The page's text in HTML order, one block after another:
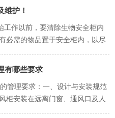
重要“安全屏障”。有机合成中的
常涉及挥发性有机溶剂、有毒气
风橱在此类操作中发挥着重要作
维护！
工作以前，要清除生物安全柜内
必需的物品置于安全柜内，以尽
柜台面前面和后面的进气格栅
置，并使其在操作中不会阻挡后
有哪些要求
管理要求：一、设计与安装规范
柜安装在远离门窗、通风口及人